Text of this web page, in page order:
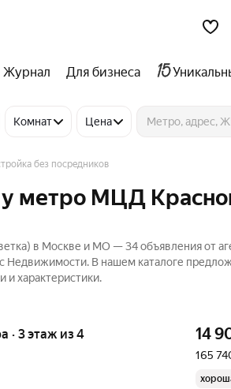
Журнал Для бизнеса
Комнат Цена
без посредников
метро МЦД
в Москве и МО — 34 объявления от
В нашем каталоге
и характеристики.
· 3 этаж из 4 14
165